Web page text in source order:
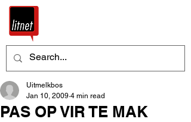
PAS OP VIR TE MAK
Uitmelkbos
Jan 10, 2009 4 min read